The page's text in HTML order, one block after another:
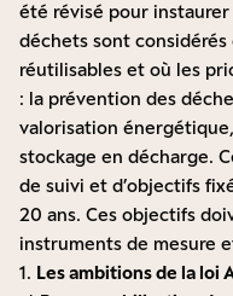
été révisé pour
déchets sont considérés
réutilisables et où les
: la prévention des
valorisation
stockage en décharge.
de suivi et d’objectifs
20 ans. Ces objectifs
instruments de mesure
1. Les ambitions de la loi